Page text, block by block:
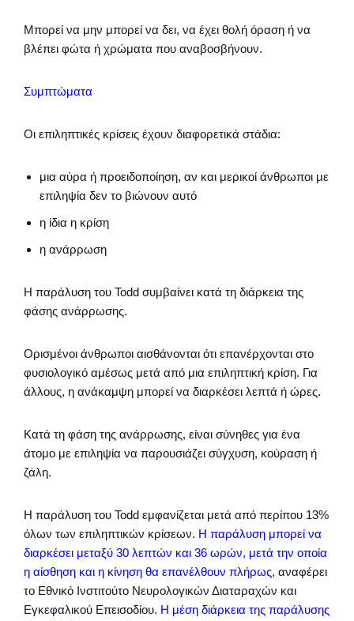
Μπορεί να μην μπορεί να δει, να έχει θολή όραση ή να
βλέπει φώτα ή χρώματα που αναβοσβήνουν.
Συμπτώματα
Οι επιληπτικές κρίσεις έχουν διαφορετικά στάδια:
μια αύρα ή προειδοποίηση, αν και μερικοί άνθρωποι με
επιληψία δεν το βιώνουν αυτό
η ίδια η κρίση
η ανάρρωση
Η παράλυση του Todd συμβαίνει κατά τη διάρκεια της
φάσης ανάρρωσης.
Ορισμένοι άνθρωποι αισθάνονται ότι επανέρχονται στο
φυσιολογικό αμέσως μετά από μια επιληπτική κρίση. Για
άλλους, η ανάκαμψη μπορεί να διαρκέσει λεπτά ή ώρες.
Κατά τη φάση της ανάρρωσης, είναι σύνηθες για ένα
άτομο με επιληψία να παρουσιάζει σύγχυση, κούραση ή
ζάλη.
Η παράλυση του Todd εμφανίζεται μετά από περίπου 13%
όλων των επιληπτικών κρίσεων. Η παράλυση μπορεί να
διαρκέσει μεταξύ 30 λεπτών και 36 ωρών, μετά την οποία
η αίσθηση και η κίνηση θα επανέλθουν πλήρως, αναφέρει
το Εθνικό Ινστιτούτο Νευρολογικών Διαταραχών και
Εγκεφαλικού Επεισοδίου. Η μέση διάρκεια της παράλυσης